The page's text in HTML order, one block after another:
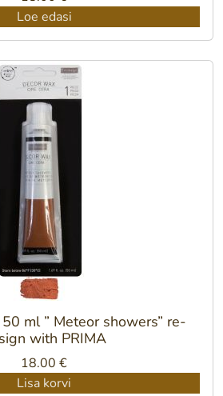
Loe edasi
ml ” Meteor showers” re-
with PRIMA
18.00 €
Lisa korvi